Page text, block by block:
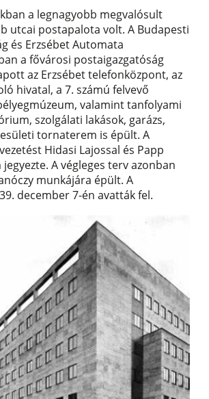
a legnagyobb megvalósult
utcai postapalota volt. A Budapesti
és Erzsébet Automata
a fővárosi postaigazgatóság
az Erzsébet telefonközpont, az
hivatal, a 7. számú felvevő
valamint tanfolyami
szolgálati lakások, garázs,
tornaterem is épült. A
Hidasi Lajossal és Papp
A végleges terv azonban
munkájára épült. A
december 7-én avatták fel.